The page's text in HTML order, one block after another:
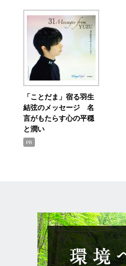
「ことだま」宿る羽生
結弦のメッセージ 名
言がもたらす心の平穏
と潤い
PR